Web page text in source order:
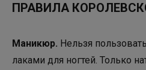
ПРАВИЛА
Маникюр. Нельзя
лаками для ногтей. Только